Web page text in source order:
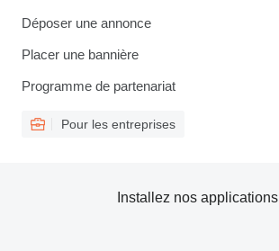
Déposer une annonce
Placer une bannière
Programme de partenariat
Pour les entreprises
Installez nos applications